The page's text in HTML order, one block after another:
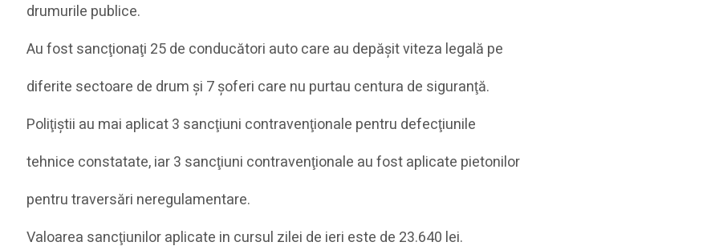
drumurile publice.
Au fost sancţionaţi 25 de conducători auto care au depăşit viteza legală pe
diferite sectoare de drum şi 7 şoferi care nu purtau centura de siguranţă.
Poliţiştii au mai aplicat 3 sancţiuni contravenţionale pentru defecţiunile
tehnice constatate, iar 3 sancţiuni contravenţionale au fost aplicate pietonilor
pentru traversări neregulamentare.
Valoarea sancţiunilor aplicate in cursul zilei de ieri este de 23.640 lei.